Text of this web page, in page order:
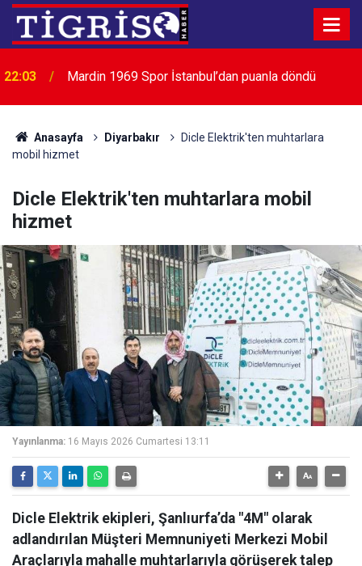
21:53
Cumhurbaşkanı Yardımcısı Yılmaz'dan Demirtaş
açıklaması
Anasayfa Diyarbakır
Dicle Elektrik'ten muhtarlara
mobil hizmet
Dicle Elektrik'ten muhtarlara mobil
hizmet
Yayınlanma: 16 Mayıs 2026 Cumartesi 13:11
Dicle Elektrik ekipleri, Şanlıurfa’da "4M" olarak
adlandırılan Müşteri Memnuniyeti Merkezi Mobil
Araçlarıyla mahalle muhtarlarıyla görüşerek talep